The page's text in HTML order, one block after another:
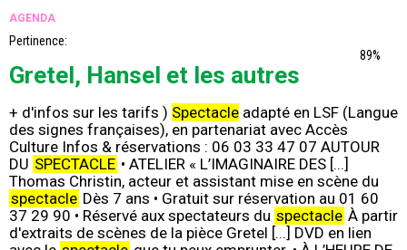
AGENDA
Pertinence:
89%
Gretel, Hansel et les autres
+ d'infos sur les tarifs ) Spectacle adapté en LSF (Langue
des signes françaises), en partenariat avec Accès
Culture Infos & réservations : 06 03 33 47 07 AUTOUR
DU SPECTACLE • ATELIER « L’IMAGINAIRE DES [...]
Thomas Christin, acteur et assistant mise en scène du
spectacle Dès 7 ans • Gratuit sur réservation au 01 60
37 29 90 • Réservé aux spectateurs du spectacle À partir
d'extraits de scènes de la pièce Gretel [...] DVD en lien